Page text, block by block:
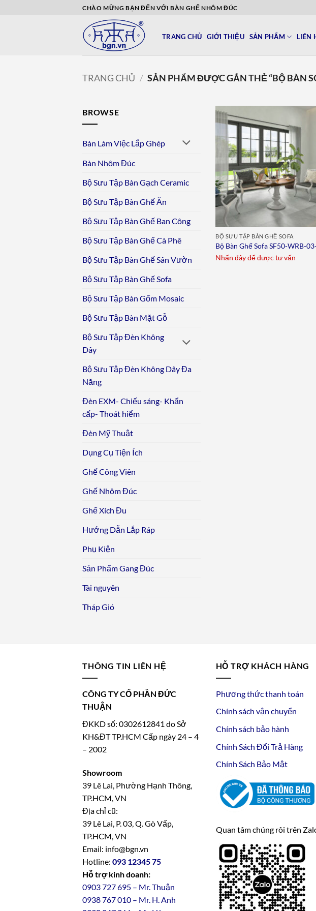
CHÀO MỪNG BẠN ĐẾN VỚI BÀN GHẾ NHÔM ĐÚC
TRANG CHỦ GIỚI THIỆU SẢN PHẨM LIÊN
TRANG CHỦ / SẢN PHẨM ĐƯỢC GẮN THẺ “BỘ BÀN
BROWSE
Bàn Làm Việc Lắp Ghép
Bàn Nhôm Đúc
Bộ Sưu Tập Bàn Gạch Ceramic
Bộ Sưu Tập Bàn Ghế Ăn
Bộ Sưu Tập Bàn Ghế Ban Công
Bộ Sưu Tập Bàn Ghế Cà Phê
Bộ Sưu Tập Bàn Ghế Sân Vườn
Bộ Sưu Tập Bàn Ghế Sofa
Bộ Sưu Tập Bàn Gốm Mosaic
Bộ Sưu Tập Bàn Mặt Gỗ
Bộ Sưu Tập Đèn Không
Dây
Bộ Sưu Tập Đèn Không Dây Đa
Năng
Đèn EXM- Chiếu sáng- Khẩn
cấp- Thoát hiểm
Đèn Mỹ Thuật
Dụng Cụ Tiện Ích
Ghế Công Viên
Ghế Nhôm Đúc
Ghế Xích Đu
Hướng Dẫn Lắp Ráp
Phụ Kiện
Sản Phẩm Gang Đúc
Tài nguyên
Tháp Gió
BỘ SƯU TẬP BÀN GHẾ SOFA
Bộ Bàn Ghế Sofa SF50-WRB-
Nhấn đây để được tư vấn
THÔNG TIN LIÊN HỆ
CÔNG TY CỔ PHẦN ĐỨC
THUẬN
ĐKKD số: 0302612841 do Sở
KH&ĐT TP.HCM Cấp ngày 24 – 4
– 2002
Showroom
39 Lê Lai, Phường Hạnh Thông,
TP.HCM, VN
Địa chỉ cũ:
39 Lê Lai, P. 03, Q. Gò Vấp,
TP.HCM, VN
Email: info@bgn.vn
Hotline: 093 12345 75
Hỗ trợ kinh doanh:
0903 727 695 – Mr. Thuận
0938 767 010 – Mr. H. Anh
HỖ TRỢ KHÁCH HÀNG
Phương thức thanh toán
Chính sách vận chuyển
Chính sách bảo hành
Chính Sách Đổi Trả Hàng
Chính Sách Bảo Mật
Quan tâm chúng rôi trên